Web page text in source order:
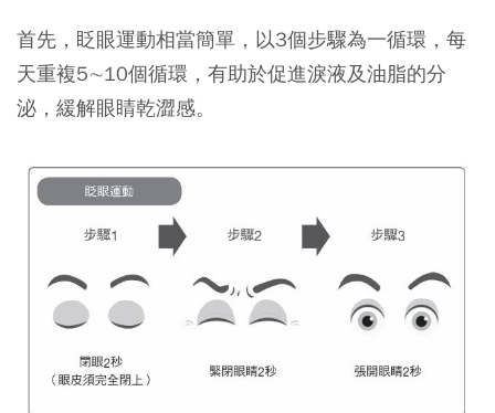
首先，眨眼運動相當簡單，以3個步驟為一循環，每
天重複5∼10個循環，有助於促進淚液及油脂的分
泌，緩解眼睛乾澀感。